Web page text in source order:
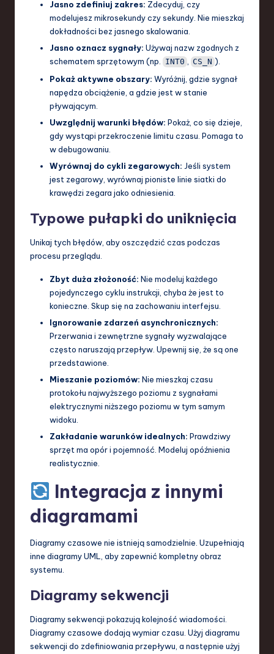
Jasno zdefiniuj zakres: Zdecyduj, czy
modelujesz mikrosekundy czy sekundy. Nie mieszkaj
dokładności bez jasnego skalowania.
Jasno oznacz sygnały: Używaj nazw zgodnych z
schematem sprzętowym (np. INT0 , CS_N ).
Pokaż aktywne obszary: Wyróżnij, gdzie sygnał
napędza obciążenie, a gdzie jest w stanie
pływającym.
Uwzględnij warunki błędów: Pokaż, co się dzieje,
gdy wystąpi przekroczenie limitu czasu. Pomaga to
w debugowaniu.
Wyrównaj do cykli zegarowych: Jeśli system
jest zegarowy, wyrównaj pioniste linie siatki do
krawędzi zegara jako odniesienia.
Typowe pułapki do uniknięcia
Unikaj tych błędów, aby oszczędzić czas podczas
procesu przeglądu.
Zbyt duża złożoność: Nie modeluj każdego
pojedynczego cyklu instrukcji, chyba że jest to
konieczne. Skup się na zachowaniu interfejsu.
Ignorowanie zdarzeń asynchronicznych:
Przerwania i zewnętrzne sygnały wyzwalające
często naruszają przepływ. Upewnij się, że są one
przedstawione.
Mieszanie poziomów: Nie mieszkaj czasu
protokołu najwyższego poziomu z sygnałami
elektrycznymi niższego poziomu w tym samym
widoku.
Zakładanie warunków idealnych: Prawdziwy
sprzęt ma opór i pojemność. Modeluj opóźnienia
realistycznie.
Integracja z innymi
diagramami
Diagramy czasowe nie istnieją samodzielnie. Uzupełniają
inne diagramy UML, aby zapewnić kompletny obraz
systemu.
Diagramy sekwencji
Diagramy sekwencji pokazują kolejność wiadomości.
Diagramy czasowe dodają wymiar czasu. Użyj diagramu
sekwencji do zdefiniowania przepływu, a następnie użyj